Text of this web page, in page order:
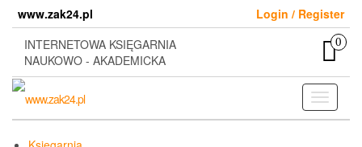
content
www.zak24.pl
Login / Register
INTERNETOWA KSIĘGARNIA
NAUKOWO - AKADEMICKA
0
Toggle